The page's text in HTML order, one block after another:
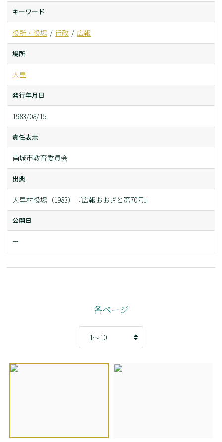
キーワード
役所・役場 行政 広報
場所
大里
発行年月日
1983/08/15
責任表示
南城市教育委員会
出典
大里村役場（1983）『広報おおざと第70号』
公開日
ー
各ページ